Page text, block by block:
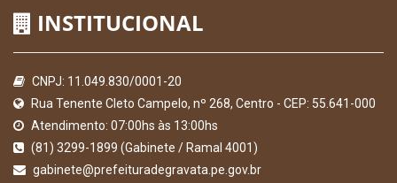
INSTITUCIONAL
CNPJ: 11.049.830/0001-20
Rua Tenente Cleto Campelo, nº 268, Centro - CEP: 55.641-000
Atendimento: 07:00hs às 13:00hs
(81) 3299-1899 (Gabinete / Ramal 4001)
gabinete@prefeituradegravata.pe.gov.br